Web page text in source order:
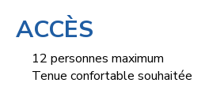
ACCÈS
12 personnes maximum
Tenue confortable souhaitée